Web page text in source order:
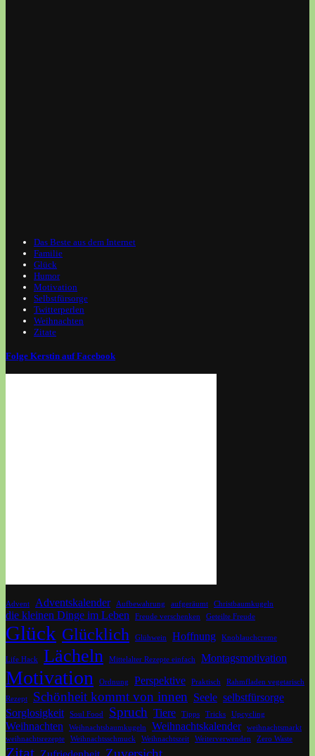
Das Beste aus dem Internet
Familie
Glück
Humor
Motivation
Selbstfürsorge
Twitterperlen
Weihnachten
Zitate
Folge Kerstin auf Facebook
Advent Adventskalender Aufbewahrung aufgeräumt Christbaumkugeln
die kleinen Dinge im Leben Freude verschenken Geteilte Freude
Glück Glücklich Glühwein Hoffnung Knoblauchcreme
Life Hack Lächeln Mittelalter Rezepte einfach Montagsmotivation
Motivation Ordnung Perspektive Praktisch Rahmfladen vegetarisch
Rezept Schönheit kommt von innen Seele selbstfürsorge
Sorglosigkeit
Soul Food Spruch Tiere Tipps Tricks Upcycling
Weihnachten Weihnachtsbaumkugeln Weihnachtskalender
weihnachtsmarkt
weihnachtsrezepte
Weihnachtsschmuck Weihnachtszeit Weiterverwenden Zero Waste